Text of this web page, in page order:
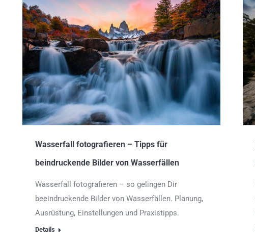
Wasserfall fotografieren – Tipps für
beindruckende Bilder von Wasserfällen
Wasserfall fotografieren – so gelingen Dir
beeindruckende Bilder von Wasserfällen. Planung,
Ausrüstung, Einstellungen und Praxistipps.
Details